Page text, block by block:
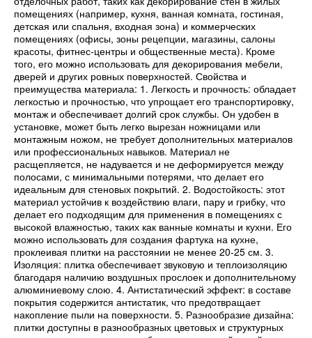
помещениях (например, кухня, ванная комната, гостиная,
детская или спальня, входная зона) и коммерческих
помещениях (офисы, зоны рецепции, магазины, салоны
красоты, фитнес-центры и общественные места). Кроме
того, его можно использовать для декорирования мебели,
дверей и других ровных поверхностей. Свойства и
преимущества материала: 1. Легкость и прочность: обладает
легкостью и прочностью, что упрощает его транспортировку,
монтаж и обеспечивает долгий срок службы. Он удобен в
установке, может быть легко вырезан ножницами или
монтажным ножом, не требует дополнительных материалов
или профессиональных навыков. Материал не
расщепляется, не надувается и не деформируется между
полосами, с минимальными потерями, что делает его
идеальным для стеновых покрытий. 2. Водостойкость: этот
материал устойчив к воздействию влаги, пару и грибку, что
делает его подходящим для применения в помещениях с
высокой влажностью, таких как ванные комнаты и кухни. Его
можно использовать для создания фартука на кухне,
проклеивая плитки на расстоянии не менее 20-25 см. 3.
Изоляция: плитка обеспечивает звуковую и теплоизоляцию
благодаря наличию воздушных прослоек и дополнительному
алюминиевому слою. 4. Антистатический эффект: в составе
покрытия содержится антистатик, что предотвращает
накопление пыли на поверхности. 5. Разнообразие дизайна:
плитки доступны в разнообразных цветовых и структурных